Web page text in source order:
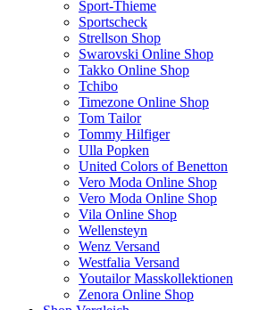
Sport-Thieme
Sportscheck
Strellson Shop
Swarovski Online Shop
Takko Online Shop
Tchibo
Timezone Online Shop
Tom Tailor
Tommy Hilfiger
Ulla Popken
United Colors of Benetton
Vero Moda Online Shop
Vero Moda Online Shop
Vila Online Shop
Wellensteyn
Wenz Versand
Westfalia Versand
Youtailor Masskollektionen
Zenora Online Shop